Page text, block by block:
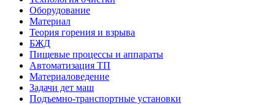
Оборудование
Материал
Теория горения и взрыва
БЖД
Пищевые процессы и аппараты
Автоматизация ТП
Материаловедение
Задачи дет маш
Подъемно-транспортные установки